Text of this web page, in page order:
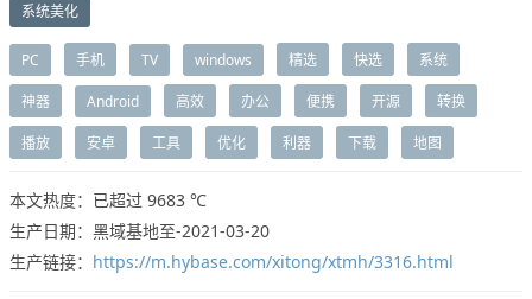
系统美化
PC 手机 TV windows 精选 快选 系统
神器 Android 高效 办公 便携 开源 转换
播放 安卓 工具 优化 利器 下载 地图
本文热度：已超过 9683 ℃
生产日期：黑域基地至-2021-03-20
生产链接： https://m.hybase.com/xitong/xtmh/3316.html